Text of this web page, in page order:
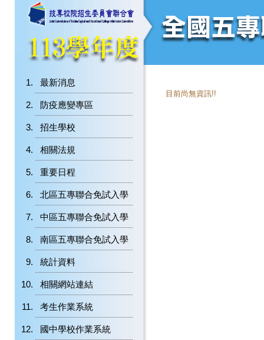
最新消息
防疫應變專區
招生學校
相關法規
重要日程
北區五專聯合免試入學
中區五專聯合免試入學
南區五專聯合免試入學
統計資料
相關網站連結
考生作業系統
國中學校作業系統
目前尚無資訊!!